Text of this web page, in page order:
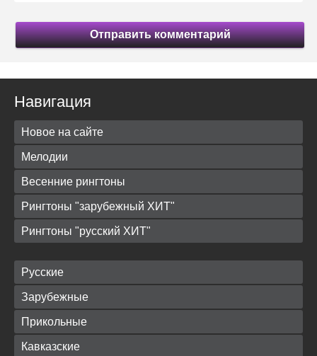
Отправить комментарий
Навигация
Новое на сайте
Мелодии
Весенние рингтоны
Рингтоны "зарубежный ХИТ"
Рингтоны "русский ХИТ"
Русские
Зарубежные
Прикольные
Кавказские